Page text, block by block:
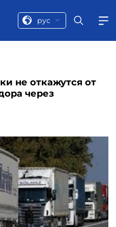
рус
не откажутся от
через